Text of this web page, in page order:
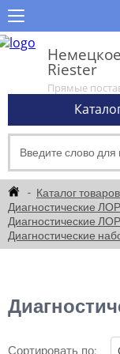
Riester
Прямые
Каталог товаров
Диагностические
Диагностические
Диагностические
Сортировать по: